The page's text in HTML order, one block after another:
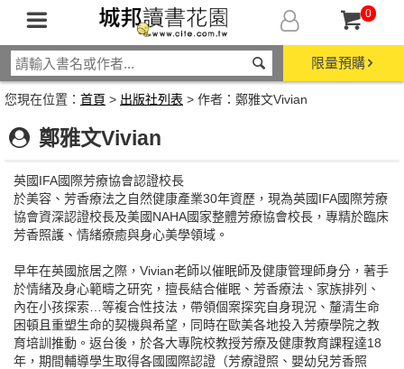
0
限量預購
您現在位置： 首頁 > 出版社列表 > 作者：鄭雅文Vivian
鄭雅文Vivian
英國IFA國際芳療協會認證校長
於美容、芳香療法之自然健康產業30年資歷，現為英國IFA國際芳療
協會資深認證校長及美國NAHA國家整體芳療協會校長，專精於臨床
芳香照護、情緒療癒與身心美學領域。
早年在英國旅居之際，Vivian老師以催眠師及健康管理師身分，著手
於情緒及身心範疇之研究，擅長結合催眠、芳香療法、家族排列、
內在小孩探索…等複合性技法，帶領個案探究自身現況、釐清生命
困頓且重塑生命的契機與希望，同時在歐美各地投入芳療學院之教
育培訓推動。返台後，於各大專院校教授芳療及健康教育課程達18
年，期間輔導學生取得各國國際認證（芳療證照、嬰幼兒芳香照